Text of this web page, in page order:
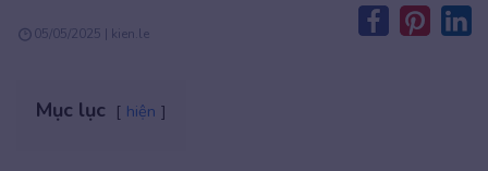
05/05/2025 | kien.le
Mục lục hiện